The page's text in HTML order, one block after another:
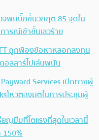
พบบั๊กขั้นวิกฤต 85 จุดใน
รณ์เข้าขั้นเลวร้าย
ถูกฟ้องข้อหาหลอกลงทุน
อลลาร์ไปเล่นพนัน
Services เปิดทางผู้
โหวตลงมติในการประชุมผู้
ญมีมที่โตแรงที่สุดในเวลานี้
150%